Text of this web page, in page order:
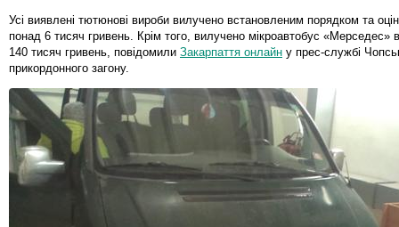
Усі виявлені тютюнові вироби вилучено встановленим порядком та
понад 6 тисяч гривень. Крім того, вилучено мікроавтобус «Мерседес»
140 тисяч гривень, повідомили Закарпаття онлайн у прес-службі
прикордонного загону.